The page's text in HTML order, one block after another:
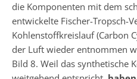
die Komponenten mit dem
entwickelte Fischer-Tropsch-
Kohlenstoffkreislauf (Carbon
der Luft wieder entnommen
Bild 8. Weil das synthetische